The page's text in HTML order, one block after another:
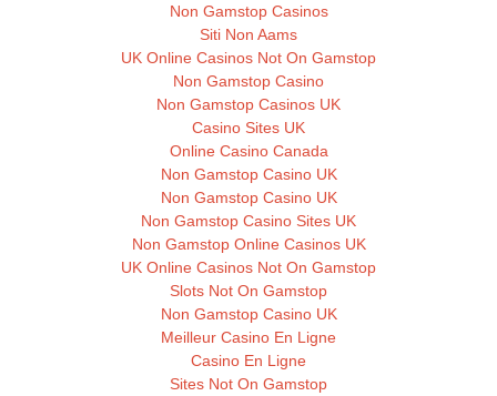
Non Gamstop Casinos
Siti Non Aams
UK Online Casinos Not On Gamstop
Non Gamstop Casino
Non Gamstop Casinos UK
Casino Sites UK
Online Casino Canada
Non Gamstop Casino UK
Non Gamstop Casino UK
Non Gamstop Casino Sites UK
Non Gamstop Online Casinos UK
UK Online Casinos Not On Gamstop
Slots Not On Gamstop
Non Gamstop Casino UK
Meilleur Casino En Ligne
Casino En Ligne
Sites Not On Gamstop